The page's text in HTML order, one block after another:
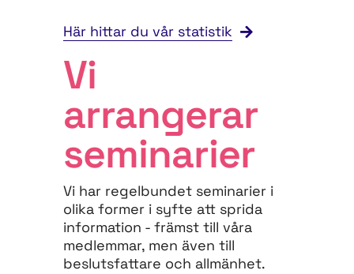
Här hittar du vår statistik
Vi
arrangerar
seminarier
Vi har regelbundet seminarier i
olika former i syfte att sprida
information - främst till våra
medlemmar, men även till
beslutsfattare och allmänhet.